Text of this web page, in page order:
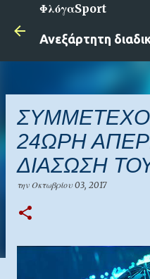
Μετάβαση στο
ΦλόγαSport
Ανεξάρτητη
24ΩΡΗ
ΔΙΑΣΩΣΗ
την Οκτωβρίου 03, 2017